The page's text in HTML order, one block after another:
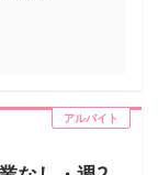
アルバイト